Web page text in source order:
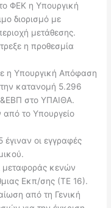
ΦΕΚ η Υπουργική
διορισμό με
μετάθεσης.
η προθεσμία
η Υπουργική Απόφαση
κατανομή 5.296
στο ΥΠΑΙΘΑ.
το Υπουργείο
οι εγγραφές
μεταφοράς κενών
Εκπ/σης (ΤΕ 16).
από τη Γενική